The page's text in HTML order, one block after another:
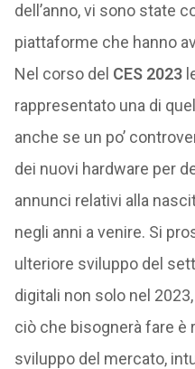
dell’anno, vi sono state
piattaforme che hanno
Nel corso del CES 2023
rappresentato una di
anche se un po’
dei nuovi hardware per
annunci relativi alla
negli anni a venire. Si
ulteriore sviluppo del
digitali non solo nel
ciò che bisognerà fare è
sviluppo del mercato,